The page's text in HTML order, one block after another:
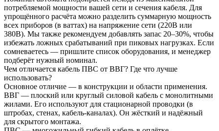
потребляемой мощности вашей сети и сечения кабеля. Для
упрощённого расчёта можно разделить суммарную мощность
всех приборов (в ваттах) на напряжение сети (220В или
380В). Мы также рекомендуем добавлять запас 20–30%, чтобы
избежать ложных срабатываний при пиковых нагрузках. Если
сомневаетесь — пришлите список оборудования, и менеджер
подберёт нужный номинал.
Чем отличается кабель ПВС от ВВГ? Где что лучше
использовать?
Основное отличие — в конструкции и области применения.
ВВГ — плоский или круглый силовой кабель с монолитными
жилами. Его используют для стационарной проводки (в
штробах, стенах, кабель-каналах). Он жёсткий и надёжный
для скрытого монтажа.